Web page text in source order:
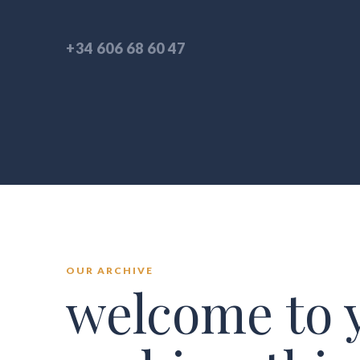
+34 606 68 60 47
OUR ARCHIVE
welcome to